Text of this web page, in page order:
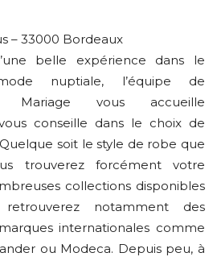
– 33000 Bordeaux
belle expérience dans le
nuptiale, l’équipe de
Mariage vous accueille
conseille dans le choix de
soit le style de robe que
trouverez forcément votre
collections disponibles
notamment des
internationales comme
ou Modeca. Depuis peu, à